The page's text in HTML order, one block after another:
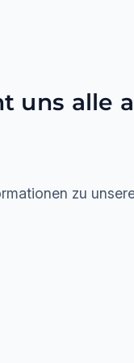
uns alle
zu